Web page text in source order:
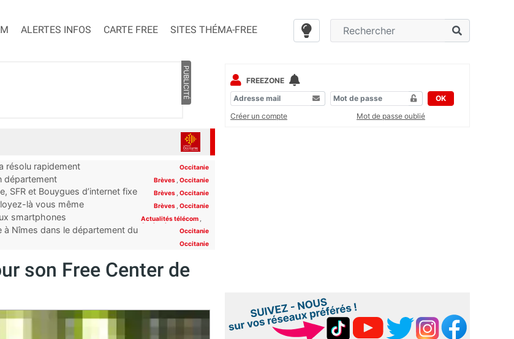
ALERTES INFOS CARTE FREE SITES THÉMA-FREE
PUBLICITÉ
résolu rapidement Occitanie
département Brèves Occitanie
SFR et Bouygues d’internet fixe
Brèves Occitanie
là vous même Brèves Occitanie
smartphones Actualités télécom
Occitanie
Nîmes dans le département du
Occitanie
Occitanie
son Free Center de
FREEZONE
OK
Créer un compte
Mot de passe oublié